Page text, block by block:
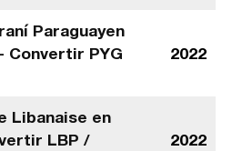
Paraguayen
Convertir PYG
2022
Libanaise en
LBP /
2022